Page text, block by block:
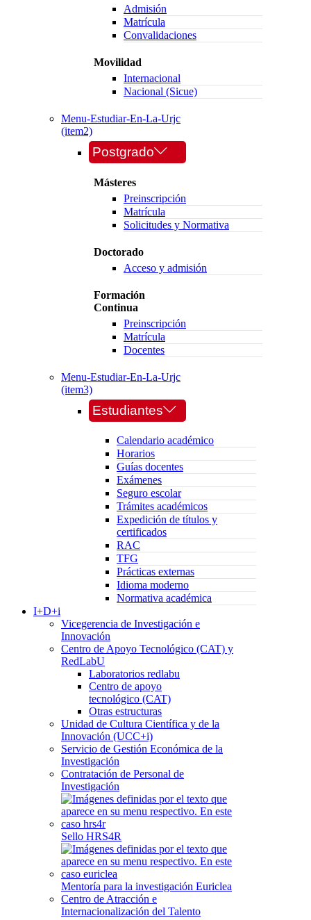
Admisión
Matrícula
Convalidaciones
Movilidad
Internacional
Nacional (Sicue)
Menu-Estudiar-En-La-Urjc
(item2)
Postgrado
Másteres
Preinscripción
Matrícula
Solicitudes y Normativa
Doctorado
Acceso y admisión
Formación
Continua
Preinscripción
Matrícula
Docentes
Menu-Estudiar-En-La-Urjc
(item3)
Estudiantes
Calendario académico
Horarios
Guías docentes
Exámenes
Seguro escolar
Trámites académicos
Expedición de títulos y
certificados
RAC
TFG
Prácticas externas
Idioma moderno
Normativa académica
I+D+i
Vicegerencia de Investigación e
Innovación
Centro de Apoyo Tecnológico (CAT) y
RedLabU
Laboratorios redlabu
Centro de apoyo
tecnológico (CAT)
Otras estructuras
Unidad de Cultura Científica y de la
Innovación (UCC+i)
Servicio de Gestión Económica de la
Investigación
Contratación de Personal de
Investigación
Sello HRS4R
Mentoría para la investigación Euriclea
Centro de Atracción e
Internacionalización del Talento